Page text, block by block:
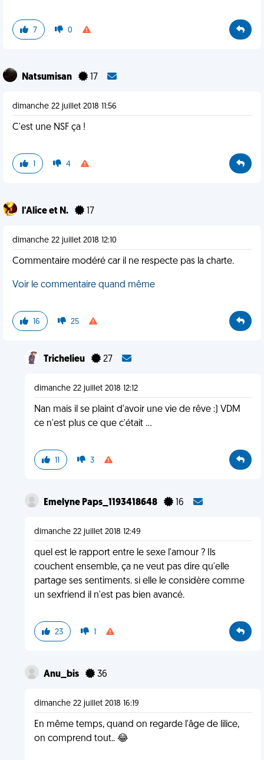
7 0
Natsumisan 17
dimanche 22 juillet 2018 11:56
C'est une NSF ça !
1 4
l'Alice et N. 17
dimanche 22 juillet 2018 12:10
Commentaire modéré car il ne respecte pas la charte.
Voir le commentaire quand même
16 25
Trichelieu 27
dimanche 22 juillet 2018 12:12
Nan mais il se plaint d'avoir une vie de rêve :) VDM
ce n'est plus ce que c'était ...
11 3
Emelyne Paps_1193418648 16
dimanche 22 juillet 2018 12:49
quel est le rapport entre le sexe l'amour ? Ils
couchent ensemble, ça ne veut pas dire qu'elle
partage ses sentiments. si elle le considère comme
un sexfriend il n'est pas bien avancé.
23 1
Anu_bis 36
dimanche 22 juillet 2018 16:19
En même temps, quand on regarde l'âge de lilice,
on comprend tout.. 😂